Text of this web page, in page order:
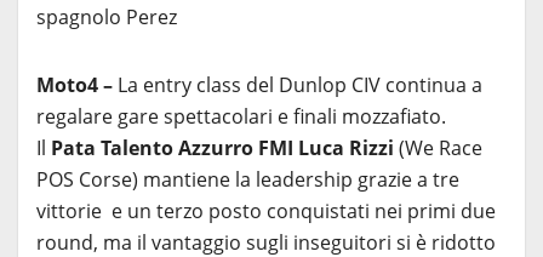
spagnolo Perez
Moto4 – La entry class del Dunlop CIV continua a
regalare gare spettacolari e finali mozzafiato.
Il Pata Talento Azzurro FMI Luca Rizzi (We Race
POS Corse) mantiene la leadership grazie a tre
vittorie e un terzo posto conquistati nei primi due
round, ma il vantaggio sugli inseguitori si è ridotto